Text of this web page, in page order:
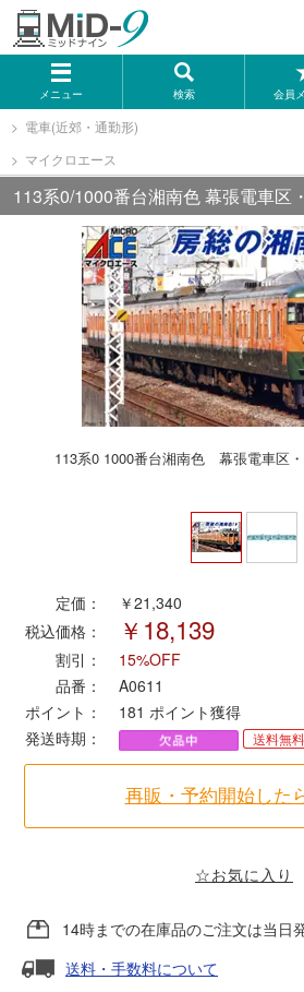
メニュー 検索 会員
メーカー一覧
TOMIX
KATO
GREENMAX
トミーテック
マイクロエース
Bトレインショーティー
MODEMO(モデモ)
さんけい
トラムウェイ
セール品・キャンペーン
電車(近郊・通勤形)
マイクロエース
113系0/1000番台湘南色 幕張電車区
113系0 1000番台湘南色 幕張電車区
定価：
￥21,340
税込価格：
￥18,139
割引：
15%OFF
品番：
A0611
ポイント：
181 ポイント獲得
発送時期：
送料無料
再販・予約開始した
☆お気に入り
14時までの在庫品のご注文は当日
送料・手数料について